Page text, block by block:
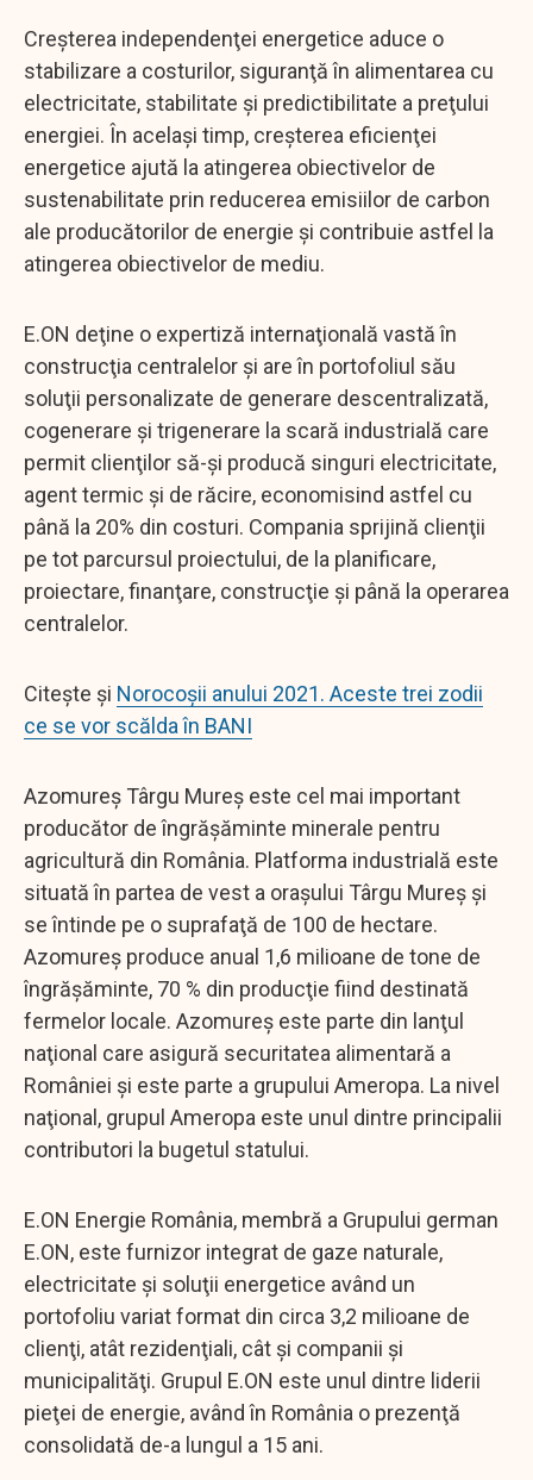
Creşterea independenţei energetice aduce o
stabilizare a costurilor, siguranţă în alimentarea cu
electricitate, stabilitate şi predictibilitate a preţului
energiei. În acelaşi timp, creşterea eficienţei
energetice ajută la atingerea obiectivelor de
sustenabilitate prin reducerea emisiilor de carbon
ale producătorilor de energie şi contribuie astfel la
atingerea obiectivelor de mediu.
E.ON deţine o expertiză internaţională vastă în
construcţia centralelor şi are în portofoliul său
soluţii personalizate de generare descentralizată,
cogenerare şi trigenerare la scară industrială care
permit clienţilor să-şi producă singuri electricitate,
agent termic şi de răcire, economisind astfel cu
până la 20% din costuri. Compania sprijină clienţii
pe tot parcursul proiectului, de la planificare,
proiectare, finanţare, construcţie şi până la operarea
centralelor.
Citește și Norocoșii anului 2021. Aceste trei zodii
ce se vor scălda în BANI
Azomureş Târgu Mureş este cel mai important
producător de îngrăşăminte minerale pentru
agricultură din România. Platforma industrială este
situată în partea de vest a oraşului Târgu Mureş şi
se întinde pe o suprafaţă de 100 de hectare.
Azomureş produce anual 1,6 milioane de tone de
îngrăşăminte, 70 % din producţie fiind destinată
fermelor locale. Azomureş este parte din lanţul
naţional care asigură securitatea alimentară a
României şi este parte a grupului Ameropa. La nivel
naţional, grupul Ameropa este unul dintre principalii
contributori la bugetul statului.
E.ON Energie România, membră a Grupului german
E.ON, este furnizor integrat de gaze naturale,
electricitate şi soluţii energetice având un
portofoliu variat format din circa 3,2 milioane de
clienţi, atât rezidenţiali, cât şi companii şi
municipalităţi. Grupul E.ON este unul dintre liderii
pieţei de energie, având în România o prezenţă
consolidată de-a lungul a 15 ani.